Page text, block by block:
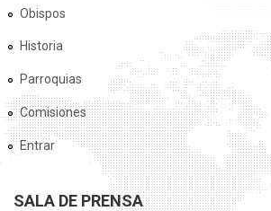
Obispos
Historia
Parroquias
Comisiones
Entrar
SALA DE PRENSA